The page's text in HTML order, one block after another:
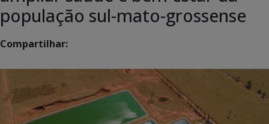
população sul-mato-grossense
Compartilhar: